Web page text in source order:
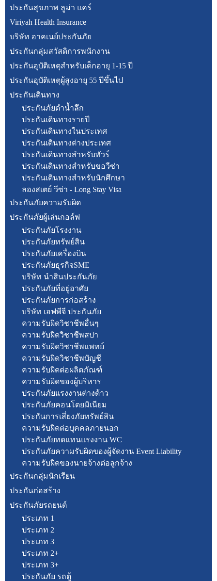
ประกันสุขภาพ ลูม่า แคร์
Viriyah Health Insurance
บริษัท อาคเนย์ประกันภัย
ประกันกลุ่มสวัสดิการพนักงาน
ประกันอุบัติเหตุสำหรับเด็กอายุ 1-15 ปี
ประกันอุบัติเหตุผู้สูงอายุ 55 ปีขึ้นไป
ประกันเดินทาง
ประกันภัยดำน้ำลึก
ประกันเดินทางรายปี
ประกันเดินทางในประเทศ
ประกันเดินทางต่างประเทศ
ประกันเดินทางสำหรับทัวร์
ประกันเดินทางสำหรับขอวีซ่า
ประกันเดินทางสำหรับนักศึกษา
ลองสเตย์ วีซ่า - Long Stay Visa
ประกันภัยความรับผิด
ประกันภัยผู้เล่นกอล์ฟ
ประกันภัยโรงงาน
ประกันภัยทรัพย์สิน
ประกันภัยเครื่องบิน
ประกันภัยธุรกิจSME
บริษัท นำสินประกันภัย
ประกันภัยที่อยู่อาศัย
ประกันภัยการก่อสร้าง
บริษัท เอฟพีจี ประกันภัย
ความรับผิดวิชาชีพอื่นๆ
ความรับผิดวิชาชีพสปา
ความรับผิดวิชาชีพแพทย์
ความรับผิดวิชาชีพบัญชี
ความรับผิดต่อผลิตภัณฑ์
ความรับผิดของผู้บริหาร
ประกันภัยแรงงานต่างด้าว
ประกันภัยคอนโดยมิเนียม
ประกันการเสี่ยงภัยทรัพย์สิน
ความรับผิดต่อบุคคลภายนอก
ประกันภัยทดแทนแรงงาน WC
ประกันภัยความรับผิดของผู้จัดงาน Event Liability
ความรับผิดของนายจ้างต่อลูกจ้าง
ประกันกลุ่มนักเรียน
ประกันก่อสร้าง
ประกันภัยรถยนต์
ประเภท 1
ประเภท 2
ประเภท 3
ประเภท 2+
ประเภท 3+
ประกันภัย รถตู้